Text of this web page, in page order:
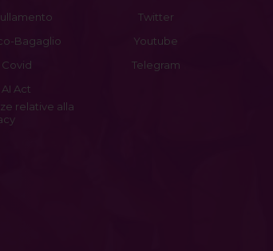
Bagaglio
Act
relative alla
Twitter
Youtube
Telegram